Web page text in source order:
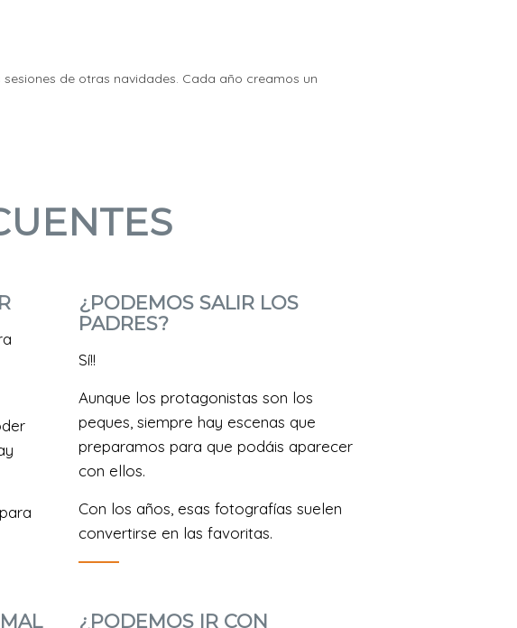
de otras navidades. Cada año creamos un
¿PODEMOS SALIR LOS
PADRES?
Sí!!
Aunque los protagonistas son los
peques, siempre hay escenas que
preparamos para que podáis aparecer
con ellos.
Con los años, esas fotografías suelen
convertirse en las favoritas.
¿PODEMOS IR CON